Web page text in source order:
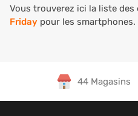
Vous trouverez ici la liste des
Friday pour les smartphones.
44 Magasins